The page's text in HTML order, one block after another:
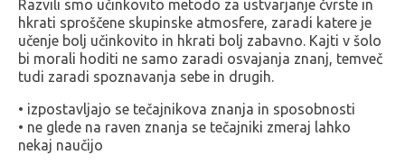
Razvili smo učinkovito metodo za ustvarjanje čvrste in
hkrati sproščene skupinske atmosfere, zaradi katere je
učenje bolj učinkovito in hkrati bolj zabavno. Kajti v šolo
bi morali hoditi ne samo zaradi osvajanja znanj, temveč
tudi zaradi spoznavanja sebe in drugih.
• izpostavljajo se tečajnikova znanja in sposobnosti
• ne glede na raven znanja se tečajniki zmeraj lahko
nekaj naučijo